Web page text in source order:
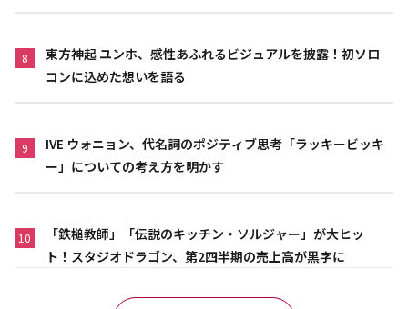
8
東方神起 ユンホ、感性あふれるビジュアルを披露！初ソロ
コンに込めた想いを語る
9
IVE ウォニョン、代名詞のポジティブ思考「ラッキービッキ
ー」についての考え方を明かす
10
「鉄槌教師」「伝説のキッチン・ソルジャー」が大ヒッ
ト！スタジオドラゴン、第2四半期の売上高が黒字に